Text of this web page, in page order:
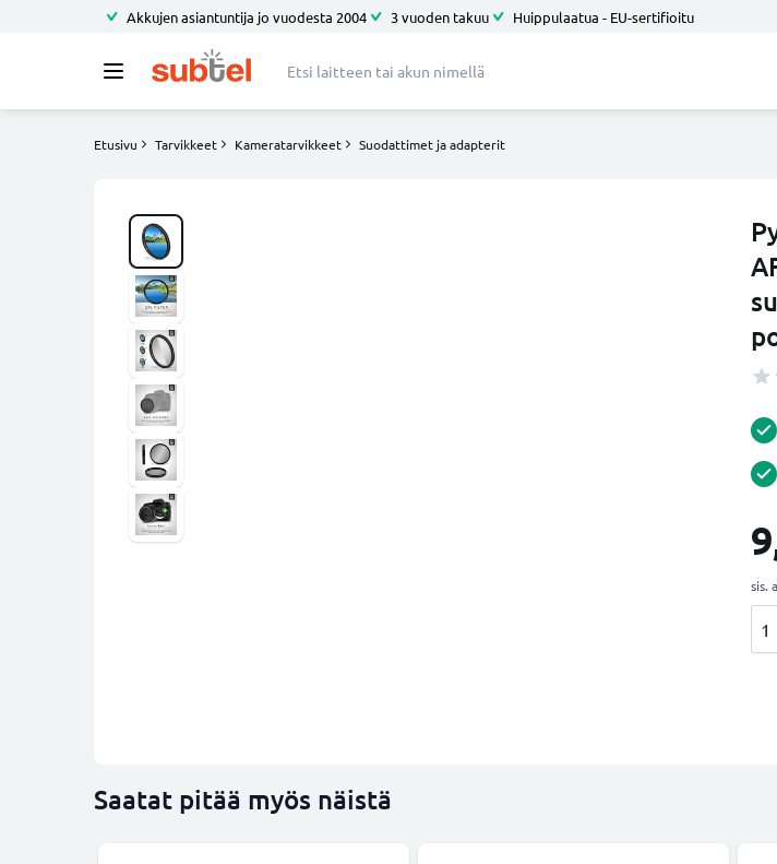
Akkujen asiantuntija jo vuodesta 2004 3 vuoden takuu Huippulaatua - EU-sertifioitu
Etusivu Tarvikkeet Kameratarvikkeet Suodattimet ja adapterit
sis.
Saatat pitää myös näistä